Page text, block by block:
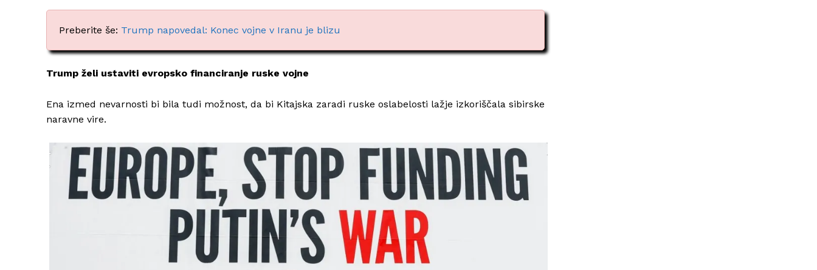
Preberite še: Trump napovedal: Konec vojne v Iranu je blizu
Trump želi ustaviti evropsko financiranje ruske vojne
Ena izmed nevarnosti bi bila tudi možnost, da bi Kitajska zaradi ruske oslabelosti lažje izkoriščala sibirske
naravne vire.